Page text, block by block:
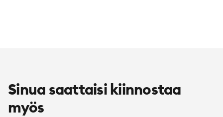
Sinua saattaisi kiinnostaa
myös